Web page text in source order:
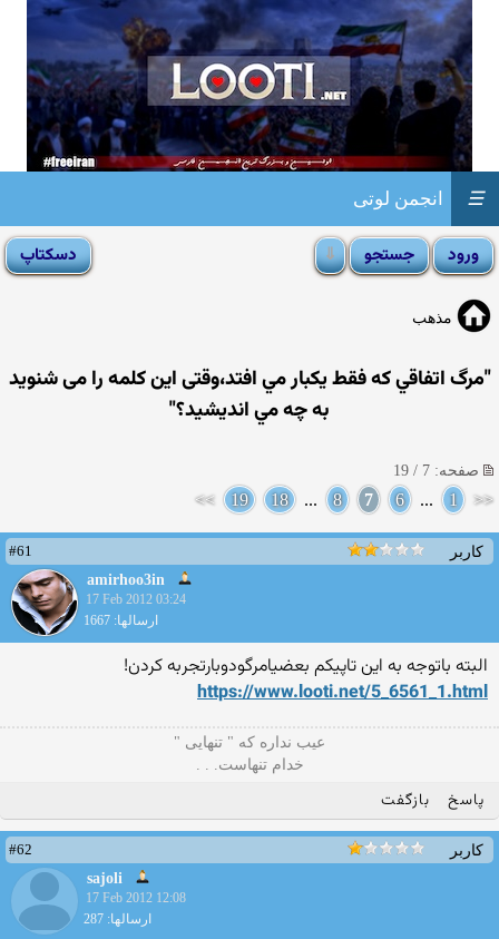
انجمن لوتی ☰
مذهب
"مرگ اتفاقي كه فقط يكبار مي افتد،وقتی اين كلمه را می شنوید
به چه مي انديشيد؟"
صفحه: 7 / 19
<<
1
...
6
7
8
...
18
19
>>
کاربر
#61
amirhoo3in
17 Feb 2012 03:24
ارسالها: 1667
البته باتوجه به این تاپیکم بعضیامرگودوبارتجربه کردن!
https://www.looti.net/5_6561_1.html
ﻋﻴﺐ ﻧﺪﺍره ﻛﻪ " ﺗﻨﻬﺎیی "
ﺧﺪاﻡ ﺗﻨﻬﺎﺳﺖ. . .
پاسخ بازگفت
کاربر
#62
sajoli
17 Feb 2012 12:08
ارسالها: 287